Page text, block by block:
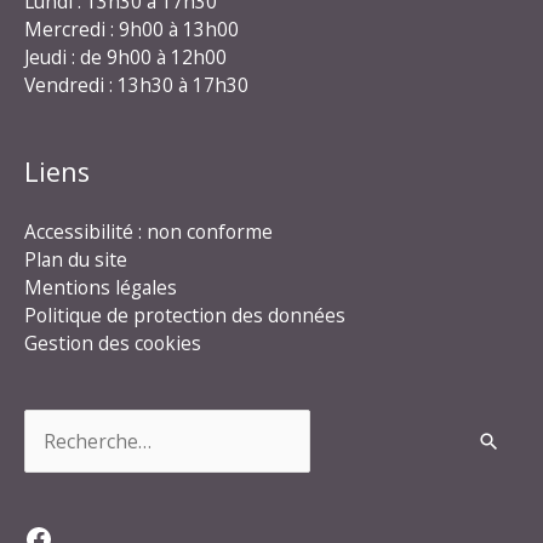
Mercredi : 9h00 à 13h00
Jeudi : de 9h00 à 12h00
Vendredi : 13h30 à 17h30
Liens
Accessibilité : non conforme
Plan du site
Mentions légales
Politique de protection des données
Gestion des cookies